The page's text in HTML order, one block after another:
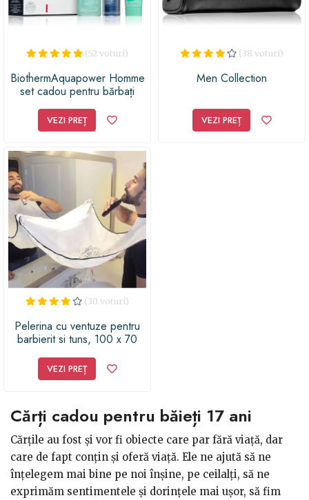
(52 voturi)
BiothermAquapower Homme
set cadou pentru bărbați
VEZI PREȚ
(38 voturi)
Men Collection
VEZI PREȚ
(30 voturi)
Pelerina cu ventuze pentru
barbierit si tuns, 100 x 70
VEZI PREȚ
Cărți cadou pentru băieți 17 ani
Cărțile au fost și vor fi obiecte care par fără viață, dar
care de fapt conțin și oferă viață. Ele ne ajută să ne
înțelegem mai bine pe noi înșine, pe ceilalți, să ne
exprimăm sentimentele și dorințele mai ușor, să fim